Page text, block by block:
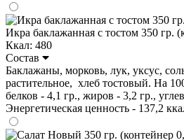
Икра баклажанная с тостом 350 гр.
Ккал: 480
Состав
Баклажаны, морковь, лук, уксус,
растительное, хлеб тостовый. На
белков - 4,1 гр., жиров - 3,2 гр.,
Энергетическая ценность - 137,2